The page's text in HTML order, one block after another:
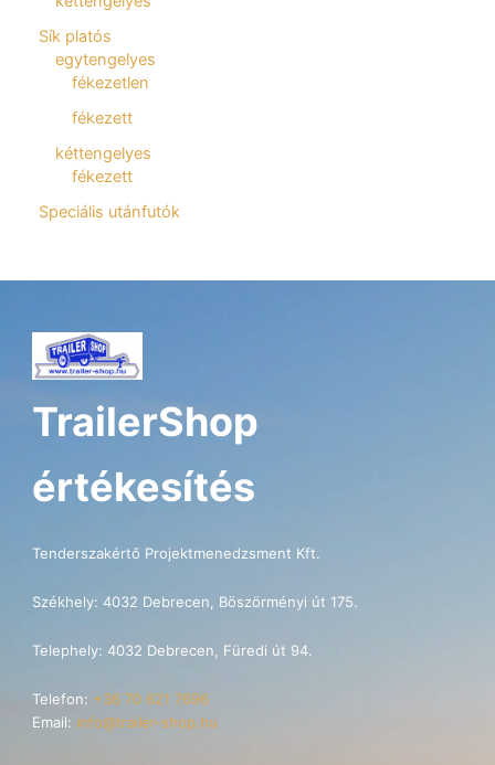
Sík platós
egytengelyes
fékezetlen
fékezett
kéttengelyes
fékezett
Speciális utánfutók
TrailerShop
értékesítés
Tenderszakértő Projektmenedzsment Kft.
Székhely: 4032 Debrecen, Böszörményi út 175.
Telephely: 4032 Debrecen, Füredi út 94.
Telefon: +36 70 621 7696
Email: info@trailer-shop.hu